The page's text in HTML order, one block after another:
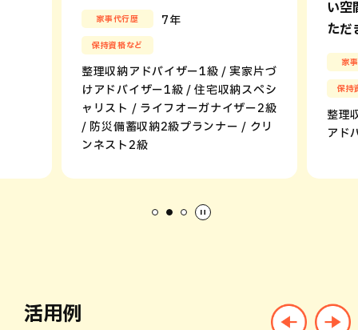
家事代行歴 7年
保持資格など
整理収納アドバイザー1級 / 実家片づ
けアドバイザー1級 / 住宅収納スペシ
ャリスト / ライフオーガナイザー2級
/ 防災備蓄収納2級プランナー / クリ
ンネスト2級
い空
ただ
家
保持
整理
アド
活用例